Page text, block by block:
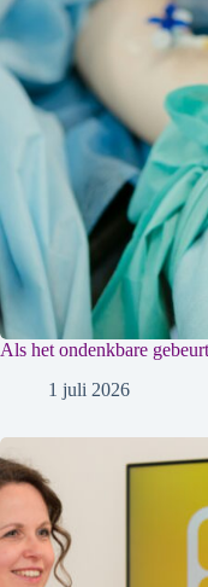
Als het ondenkbare
1 juli 2026